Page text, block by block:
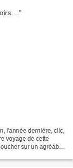
l'année dernière, clic,
voyage de cette
sur un agréable